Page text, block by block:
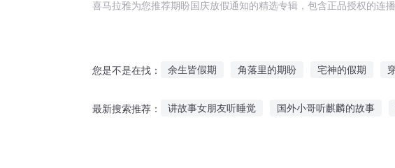
喜马拉雅为您推荐期盼国庆放假通知的精选专辑，包含正品授权的连
您是不是在找： 余生皆假期 角落里的期盼 宅神的假期
最新搜索推荐： 讲故事女朋友听睡觉 国外小哥听麒麟的故事